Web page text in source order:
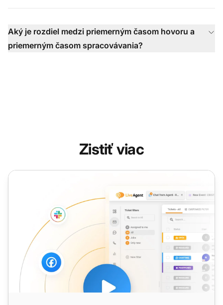
Aký je rozdiel medzi priemerným časom hovoru a
priemerným časom spracovávania?
Zistiť viac
Čas rozhovoru